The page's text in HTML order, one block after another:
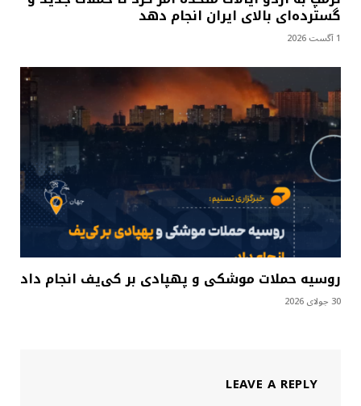
گسترده‌ای بالای ایران انجام دهد
1 آگست 2026
روسیه حملات موشکی و پهپادی بر کی‌یف انجام داد
30 جولای 2026
LEAVE A REPLY